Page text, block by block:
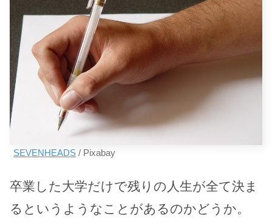
SEVENHEADS / Pixabay
卒業した大学だけで残りの人生が全て決ま
るというようなことがあるのかどうか。